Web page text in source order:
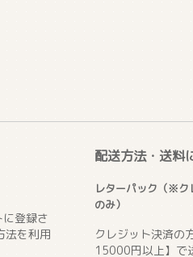
登録さ
法を利用
配送方法・送料
レターパック（※ク
のみ）
クレジット決済の
15000円以上】で